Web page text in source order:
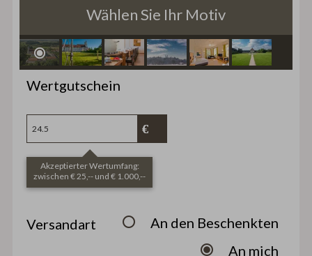
Wählen Sie Ihr Motiv
Wertgutschein
Akzeptierter Wertumfang:
zwischen € 25,-- und € 1.000,--
Versandart
An den Beschenkten
An mich